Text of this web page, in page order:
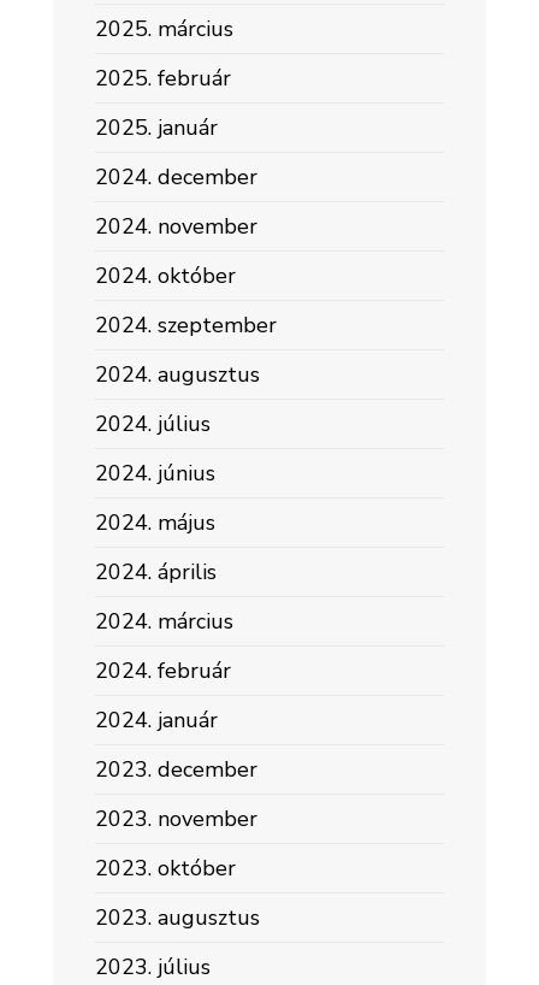
2025. március
2025. február
2025. január
2024. december
2024. november
2024. október
2024. szeptember
2024. augusztus
2024. július
2024. június
2024. május
2024. április
2024. március
2024. február
2024. január
2023. december
2023. november
2023. október
2023. augusztus
2023. július